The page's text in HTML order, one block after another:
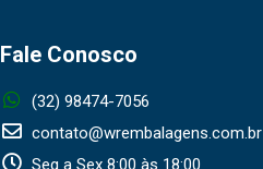
Fale Conosco
(32) 98474-7056
contato@wrembalagens.com.br
Seg a Sex 8:00 às 18:00